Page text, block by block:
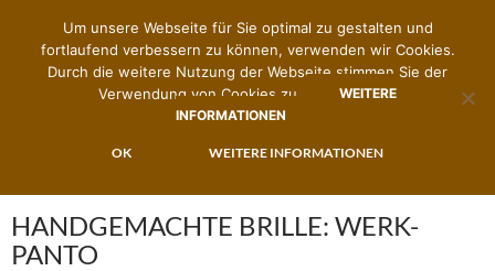
HANDGEMACHTE BRILLE: WERK-
PANTO
Um unsere Webseite für Sie optimal zu gestalten und
fortlaufend verbessern zu können, verwenden wir Cookies.
Durch die weitere Nutzung der Webseite stimmen Sie der
Verwendung von Cookies zu.
WEITERE
INFORMATIONEN
OK WEITERE INFORMATIONEN